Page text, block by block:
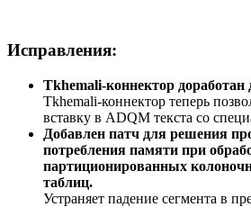
Исправления:
Tkhemali-коннектор доработан
Tkhemali-коннектор теперь
вставку в ADQM текста со
Добавлен патч для решения
потребления памяти при
партиционированных
таблиц.
Устраняет падение сегмента в